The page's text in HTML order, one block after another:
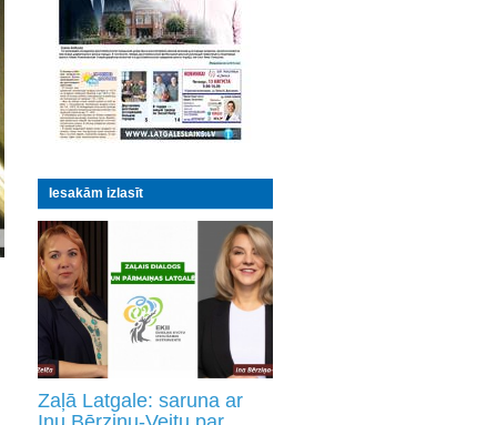
Iesakām izlasīt
Zaļā Latgale: saruna ar